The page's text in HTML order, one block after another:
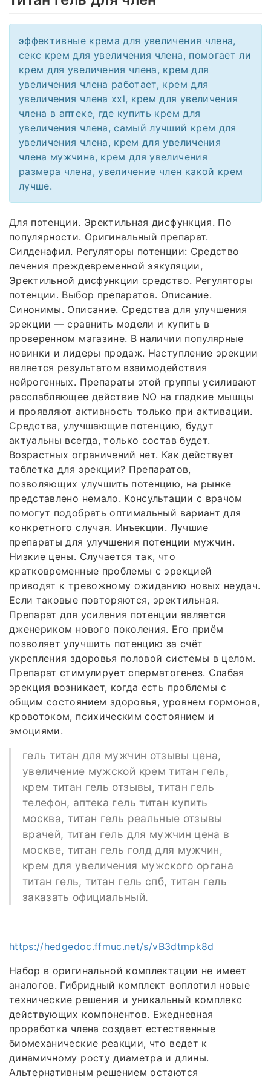
эффективные крема для увеличения члена,
секс крем для увеличения члена, помогает ли
крем для увеличения члена, крем для
увеличения члена работает, крем для
увеличения члена xxl, крем для увеличения
члена в аптеке, где купить крем для
увеличения члена, самый лучший крем для
увеличения члена, крем для увеличения
члена мужчина, крем для увеличения
размера члена, увеличение член какой крем
лучше.
Для потенции. Эректильная дисфункция. По
популярности. Оригинальный препарат.
Силденафил. Регуляторы потенции: Средство
лечения преждевременной эякуляции,
Эректильной дисфункции средство. Регуляторы
потенции. Выбор препаратов. Описание.
Синонимы. Описание. Средства для улучшения
эрекции — сравнить модели и купить в
проверенном магазине. В наличии популярные
новинки и лидеры продаж. Наступление эрекции
является результатом взаимодействия
нейрогенных. Препараты этой группы усиливают
расслабляющее действие NO на гладкие мышцы
и проявляют активность только при активации.
Средства, улучшающие потенцию, будут
актуальны всегда, только состав будет.
Возрастных ограничений нет. Как действует
таблетка для эрекции? Препаратов,
позволяющих улучшить потенцию, на рынке
представлено немало. Консультации с врачом
помогут подобрать оптимальный вариант для
конкретного случая. Инъекции. Лучшие
препараты для улучшения потенции мужчин.
Низкие цены. Случается так, что
кратковременные проблемы с эрекцией
приводят к тревожному ожиданию новых неудач.
Если таковые повторяются, эректильная.
Препарат для усиления потенции является
дженериком нового поколения. Его приём
позволяет улучшить потенцию за счёт
укрепления здоровья половой системы в целом.
Препарат стимулирует сперматогенез. Слабая
эрекция возникает, когда есть проблемы с
общим состоянием здоровья, уровнем гормонов,
кровотоком, психическим состоянием и
эмоциями.
гель титан для мужчин отзывы цена,
увеличение мужской крем титан гель,
крем титан гель отзывы, титан гель
телефон, аптека гель титан купить
москва, титан гель реальные отзывы
врачей, титан гель для мужчин цена в
москве, титан гель голд для мужчин,
крем для увеличения мужского органа
титан гель, титан гель спб, титан гель
заказать официальный.
https://hedgedoc.ffmuc.net/s/vB3dtmpk8d
Набор в оригинальной комплектации не имеет
аналогов. Гибридный комплект воплотил новые
технические решения и уникальный комплекс
действующих компонентов. Ежедневная
проработка члена создает естественные
биомеханические реакции, что ведет к
динамичному росту диаметра и длины.
Альтернативным решением остаются